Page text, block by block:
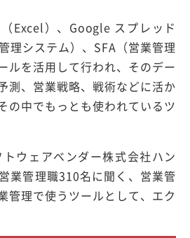
Excel）、Google スプレッド
理システム）、SFA（営業管理
ルを活用して行われ、そのデー
測、営業戦略、戦術などに活か
の中でもっとも使われているツ
ウェアベンダー株式会社ハン
業管理職310名に聞く、営業管
管理で使うツールとして、エク